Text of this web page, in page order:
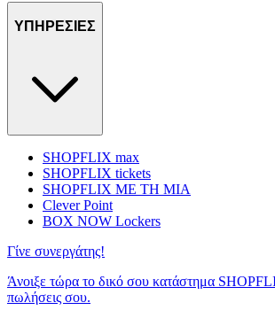
ΥΠΗΡΕΣΙΕΣ
SHOPFLIX max
SHOPFLIX tickets
SHOPFLIX ΜΕ ΤΗ ΜΙΑ
Clever Point
BOX NOW Lockers
Γίνε συνεργάτης!
Άνοιξε τώρα το δικό σου κατάστημα
πωλήσεις σου.